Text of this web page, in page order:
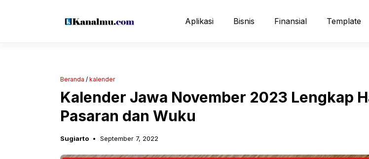
Aplikasi Bisnis Finansial Template
Beranda / kalender
Kalender Jawa November 2023 Lengkap
Pasaran dan Wuku
Sugiarto September 7, 2022